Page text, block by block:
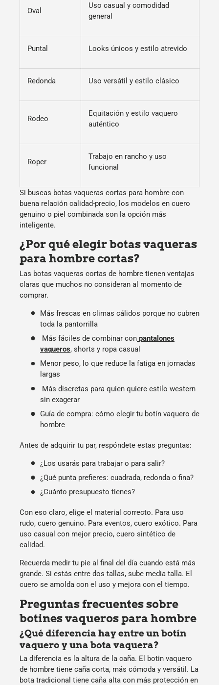
Oval
Uso casual y comodidad
general
Puntal Looks únicos y estilo atrevido
Redonda Uso versátil y estilo clásico
Rodeo
Equitación y estilo vaquero
auténtico
Roper
Trabajo en rancho y uso
funcional
Si buscas botas vaqueras cortas para hombre con
buena relación calidad-precio, los modelos en cuero
genuino o piel combinada son la opción más
inteligente.
¿Por qué elegir botas vaqueras
para hombre cortas?
Las botas vaqueras cortas de hombre tienen ventajas
claras que muchos no consideran al momento de
comprar.
Más frescas en climas cálidos porque no cubren
toda la pantorrilla
Más fáciles de combinar con pantalones
vaqueros, shorts y ropa casual
Menor peso, lo que reduce la fatiga en jornadas
largas
Más discretas para quien quiere estilo western
sin exagerar
Guía de compra: cómo elegir tu botín vaquero de
hombre
Antes de adquirir tu par, respóndete estas preguntas:
¿Los usarás para trabajar o para salir?
¿Qué punta prefieres: cuadrada, redonda o fina?
¿Cuánto presupuesto tienes?
Con eso claro, elige el material correcto. Para uso
rudo, cuero genuino. Para eventos, cuero exótico. Para
uso casual con mejor precio, cuero sintético de
calidad.
Recuerda medir tu pie al final del día cuando está más
grande. Si estás entre dos tallas, sube media talla. El
cuero se amolda con el uso y mejora con el tiempo.
Preguntas frecuentes sobre
botines vaqueros para hombre
¿Qué diferencia hay entre un botín
vaquero y una bota vaquera?
La diferencia es la altura de la caña. El
botin vaquero
de hombre tiene caña corta, más cómoda y versátil. La
bota tradicional tiene caña alta con más protección en